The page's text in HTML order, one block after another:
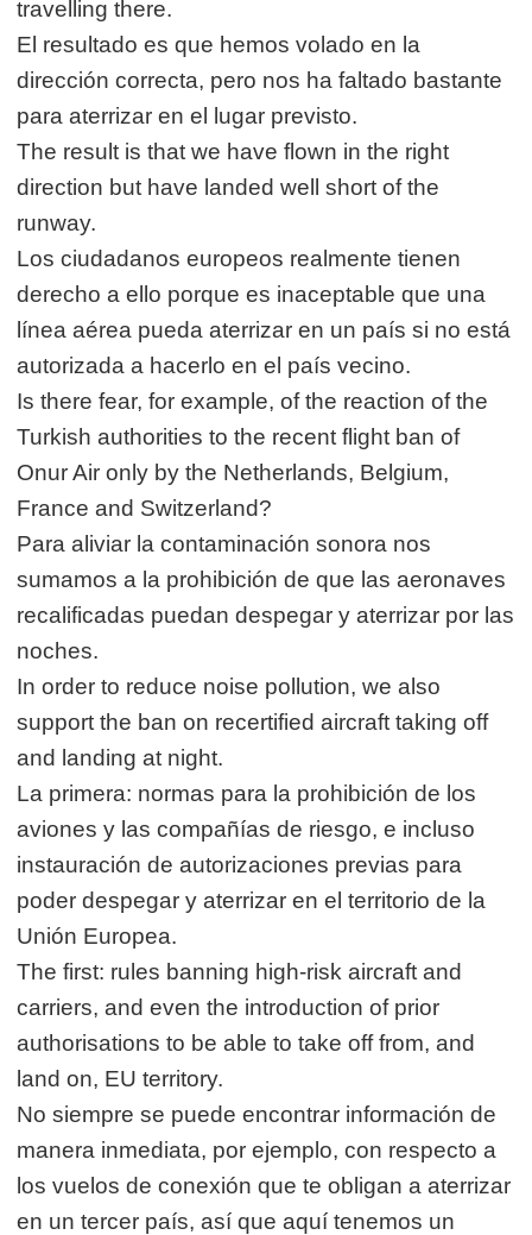
travelling there.
El resultado es que hemos volado en la
dirección correcta, pero nos ha faltado bastante
para aterrizar en el lugar previsto.
The result is that we have flown in the right
direction but have landed well short of the
runway.
Los ciudadanos europeos realmente tienen
derecho a ello porque es inaceptable que una
línea aérea pueda aterrizar en un país si no está
autorizada a hacerlo en el país vecino.
Is there fear, for example, of the reaction of the
Turkish authorities to the recent flight ban of
Onur Air only by the Netherlands, Belgium,
France and Switzerland?
Para aliviar la contaminación sonora nos
sumamos a la prohibición de que las aeronaves
recalificadas puedan despegar y aterrizar por las
noches.
In order to reduce noise pollution, we also
support the ban on recertified aircraft taking off
and landing at night.
La primera: normas para la prohibición de los
aviones y las compañías de riesgo, e incluso
instauración de autorizaciones previas para
poder despegar y aterrizar en el territorio de la
Unión Europea.
The first: rules banning high-risk aircraft and
carriers, and even the introduction of prior
authorisations to be able to take off from, and
land on, EU territory.
No siempre se puede encontrar información de
manera inmediata, por ejemplo, con respecto a
los vuelos de conexión que te obligan a aterrizar
en un tercer país, así que aquí tenemos un